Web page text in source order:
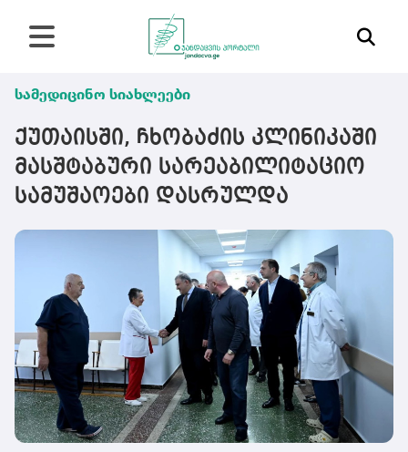
სამედიცინო სიახლეები
ქუთაისში, ჩხობაძის კლინიკაში
მასშტაბური სარეაბილიტაციო
სამუშაოები დასრულდა